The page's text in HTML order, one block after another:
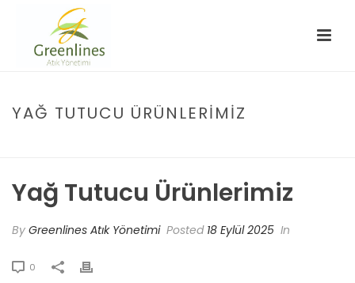
YAĞ TUTUCU ÜRÜNLERIMIZ
Yağ Tutucu Ürünlerimiz
By Greenlines Atık Yönetimi Posted 18 Eylül 2025 In
0